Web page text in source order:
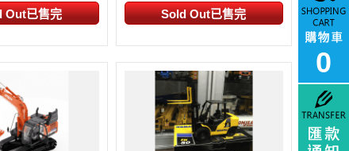
0